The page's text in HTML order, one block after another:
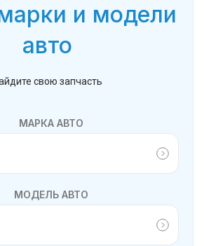
и модели
авто
свою запчасть
МАРКА АВТО
МОДЕЛЬ АВТО